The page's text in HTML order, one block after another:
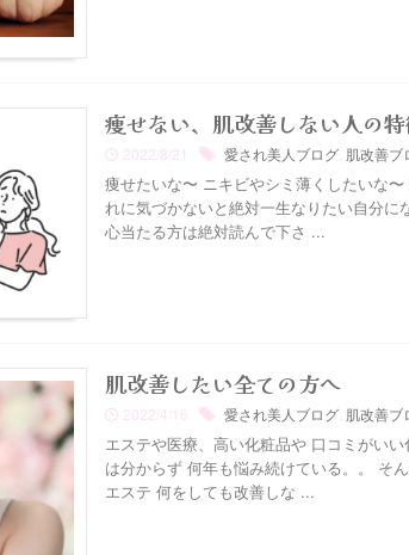
痩せない、肌改善しない人の特
2022/8/21 愛され美人ブログ 肌改善ブ
痩せたいな〜 ニキビやシミ薄くしたいな
れに気づかないと絶対一生なりたい自分
心当たる方は絶対読んで下さ ...
肌改善したい全ての方へ
2022/4/16 愛され美人ブログ 肌改善ブ
エステや医療、高い化粧品や 口コミがい
は分からず 何年も悩み続けている。。 そ
エステ 何をしても改善しな ...